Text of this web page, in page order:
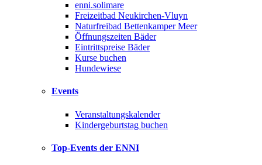
enni.solimare
Freizeitbad Neukirchen-Vluyn
Naturfreibad Bettenkamper Meer
Öffnungszeiten Bäder
Eintrittspreise Bäder
Kurse buchen
Hundewiese
Events
Veranstaltungskalender
Kindergeburtstag buchen
Top-Events der ENNI